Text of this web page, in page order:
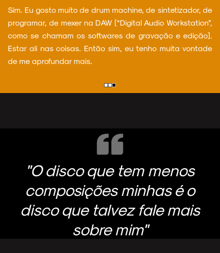
Sim. Eu gosto muito de drum machine, de sintetizador, de
programar, de mexer na DAW [“Digital Audio Workstation”,
como se chamam os softwares de gravação e edição].
Estar ali nas coisas. Então sim, eu tenho muita vontade
de me aprofundar mais.
"O disco que tem menos
composições minhas é o
disco que talvez fale mais
sobre mim"